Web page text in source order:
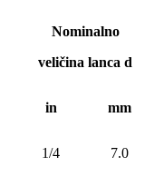
Nominalno
veličina lanca d
in mm
1/4 7.0